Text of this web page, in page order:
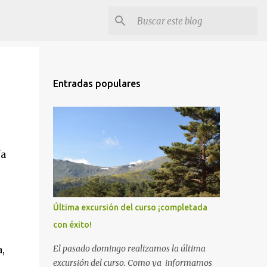
Entradas populares
Última excursión del curso ¡completada
con éxito!
El pasado domingo realizamos la última
excursión del curso. Como ya informamos